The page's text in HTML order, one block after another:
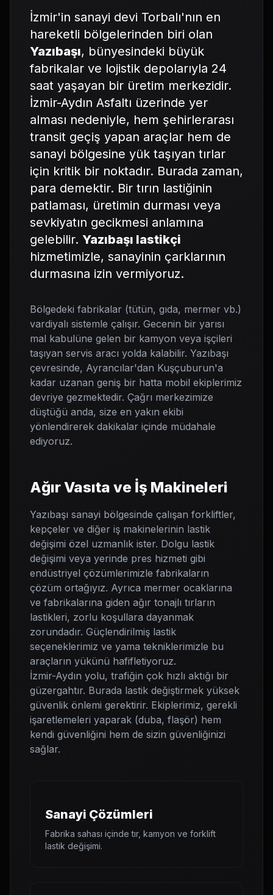
İzmir'in sanayi devi Torbalı'nın en
hareketli bölgelerinden biri olan
Yazıbaşı, bünyesindeki büyük
fabrikalar ve lojistik depolarıyla 24
saat yaşayan bir üretim merkezidir.
İzmir-Aydın Asfaltı üzerinde yer
alması nedeniyle, hem şehirlerarası
transit geçiş yapan araçlar hem de
sanayi bölgesine yük taşıyan tırlar
için kritik bir noktadır. Burada zaman,
para demektir. Bir tırın lastiğinin
patlaması, üretimin durması veya
sevkiyatın gecikmesi anlamına
gelebilir. Yazıbaşı lastikçi
hizmetimizle, sanayinin çarklarının
durmasına izin vermiyoruz.
Bölgedeki fabrikalar (tütün, gıda, mermer vb.)
vardiyalı sistemle çalışır. Gecenin bir yarısı
mal kabulüne gelen bir kamyon veya işçileri
taşıyan servis aracı yolda kalabilir. Yazıbaşı
çevresinde, Ayrancılar'dan Kuşçuburun'a
kadar uzanan geniş bir hatta mobil ekiplerimiz
devriye gezmektedir. Çağrı merkezimize
düştüğü anda, size en yakın ekibi
yönlendirerek dakikalar içinde müdahale
ediyoruz.
Ağır Vasıta ve İş Makineleri
Yazıbaşı sanayi bölgesinde çalışan forkliftler,
kepçeler ve diğer iş makinelerinin lastik
değişimi özel uzmanlık ister. Dolgu lastik
değişimi veya yerinde pres hizmeti gibi
endüstriyel çözümlerimizle fabrikaların
çözüm ortağıyız. Ayrıca mermer ocaklarına
ve fabrikalarına giden ağır tonajlı tırların
lastikleri, zorlu koşullara dayanmak
zorundadır. Güçlendirilmiş lastik
seçeneklerimiz ve yama tekniklerimizle bu
araçların yükünü hafifletiyoruz.
İzmir-Aydın yolu, trafiğin çok hızlı aktığı bir
güzergahtır. Burada lastik değiştirmek yüksek
güvenlik önlemi gerektirir. Ekiplerimiz, gerekli
işaretlemeleri yaparak (duba, flaşör) hem
kendi güvenliğini hem de sizin güvenliğinizi
sağlar.
Sanayi Çözümleri
Fabrika sahası içinde tır, kamyon ve forklift
lastik değişimi.